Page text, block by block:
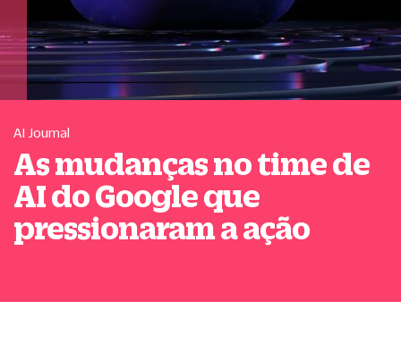
AI Journal
As mudanças no time de
AI do Google que
pressionaram a ação